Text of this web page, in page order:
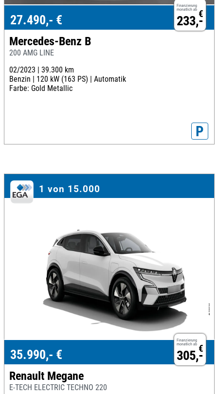
Finanzierung
monatlich ab €
233,-
27.490,- €
Mercedes-Benz B
200 AMG LINE
02/2023 | 39.300 km
Benzin | 120 kW (163 PS) | Automatik
Farbe: Gold Metallic
P
1 von 15.000
Finanzierung
monatlich ab €
305,-
35.990,- €
Renault Megane
E-TECH ELECTRIC TECHNO 220